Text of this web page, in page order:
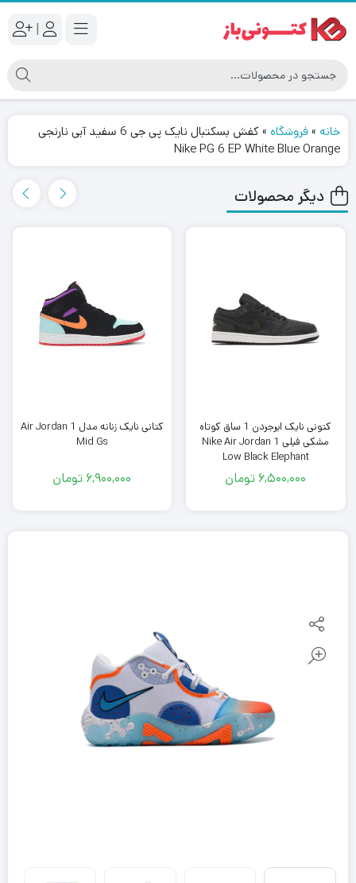
|
خانه »فروشگاه »
کفش بسکتبال نایک پی جی 6 سفید آبی نارنجی
Nike PG 6 EP White Blue Orange
دیگر محصولات
کتونی نایک ایرجردن 1 ساق کوتاه
مشکی فیلی Nike Air Jordan 1
Low Black Elephant
6,500,000 تومان
کتانی نایک زنانه مدل Air Jordan 1
Mid Gs
6,900,000 تومان